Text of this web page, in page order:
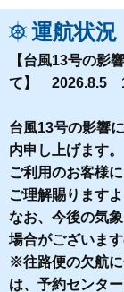
運航状況
【台風13号の影
て】 2026.8.5
台風13号の影響
内申し上げます。
ご利用のお客様
ご理解賜ります
なお、今後の気
場合がございま
※往路便の欠航
は、予約センタ